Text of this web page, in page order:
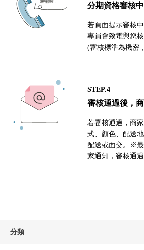
分期資格審核中
若頁面提示審核
專員會致電與您
(審核標準為機密
STEP.4
審核通過後，
若審核通過，商
式、顏色、配送
配送或面交。※
家通知，審核通
分類